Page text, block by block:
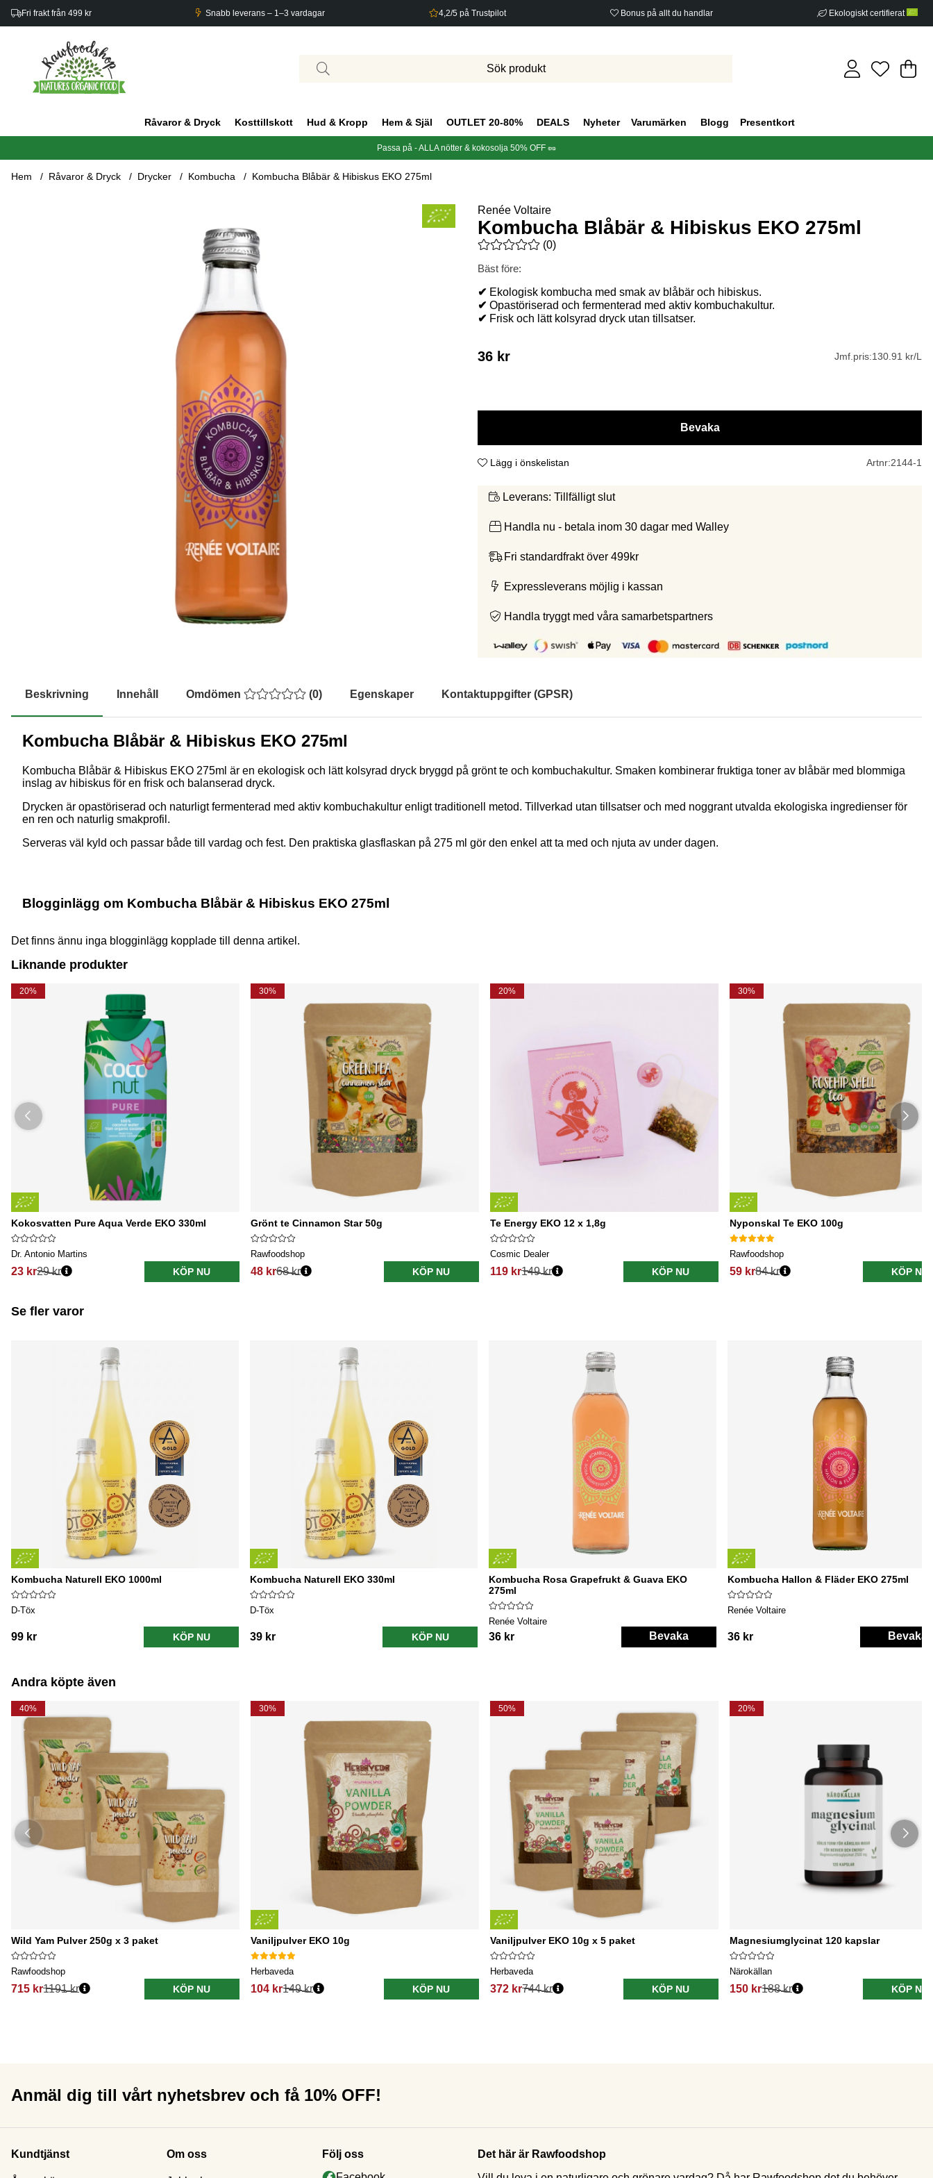
Fri frakt från 499 kr Snabb leverans – 1–3 vardagar 4,2/5 på Trustpilot Bonus på allt du handlar Ekologiskt certifierat
.
Råvaror & Dryck Kosttillskott Hud & Kropp Hem & Själ OUTLET 20-80% DEALS Nyheter Varumärken Blogg Presentkort
Passa på - ALLA nötter & kokosolja 50% OFF 🥜
Hem Råvaror & Dryck Drycker Kombucha Kombucha Blåbär & Hibiskus EKO 275ml
Renée Voltaire
Kombucha Blåbär & Hibiskus EKO 275ml
Medelbetyg 0 av 5 Antal betyg 0
(0)
Bäst före:
✔ Ekologisk kombucha med smak av blåbär och hibiskus.
✔ Opastöriserad och fermenterad med aktiv kombuchakultur.
✔ Frisk och lätt kolsyrad dryck utan tillsatser.
36 kr Jmf.pris:130.91 kr/L
Bevaka
Lägg i önskelistan Artnr:2144-1
Leverans: Tillfälligt slut
Handla nu - betala inom 30 dagar med Walley
Fri standardfrakt över 499kr
Expressleverans möjlig i kassan
Handla tryggt med våra samarbetspartners
Beskrivning Innehåll Omdömen (0) Egenskaper Kontaktuppgifter (GPSR)
Kombucha Blåbär & Hibiskus EKO 275ml
Kombucha Blåbär & Hibiskus EKO 275ml är en ekologisk och lätt kolsyrad dryck bryggd på grönt te och kombuchakultur. Smaken kombinerar fruktiga toner av blåbär med blommiga
inslag av hibiskus för en frisk och balanserad dryck.
Drycken är opastöriserad och naturligt fermenterad med aktiv kombuchakultur enligt traditionell metod. Tillverkad utan tillsatser och med noggrant utvalda ekologiska ingredienser för
en ren och naturlig smakprofil.
Serveras väl kyld och passar både till vardag och fest. Den praktiska glasflaskan på 275 ml gör den enkel att ta med och njuta av under dagen.
Blogginlägg om Kombucha Blåbär & Hibiskus EKO 275ml
Det finns ännu inga blogginlägg kopplade till denna artikel.
Liknande produkter
20%
Kokosvatten Pure Aqua Verde EKO 330ml
Dr. Antonio Martins
23 kr29 kr KÖP NU
30%
Grönt te Cinnamon Star 50g
Rawfoodshop
48 kr68 kr KÖP NU
20%
Te Energy EKO 12 x 1,8g
Cosmic Dealer
119 kr149 kr KÖP NU
30%
Nyponskal Te EKO 100g
Rawfoodshop
59 kr84 kr KÖP NU
Se fler varor
Kombucha Naturell EKO 1000ml
D-Töx
99 kr KÖP NU
Kombucha Naturell EKO 330ml
D-Töx
39 kr KÖP NU
Kombucha Rosa Grapefrukt & Guava EKO
275ml
Renée Voltaire
36 kr Bevaka
Kombucha Hallon & Fläder EKO 275ml
Renée Voltaire
36 kr Bevaka
Andra köpte även
40%
Wild Yam Pulver 250g x 3 paket
Rawfoodshop
715 kr1191 kr KÖP NU
30%
Vaniljpulver EKO 10g
Herbaveda
104 kr149 kr KÖP NU
50%
Vaniljpulver EKO 10g x 5 paket
Herbaveda
372 kr744 kr KÖP NU
20%
Magnesiumglycinat 120 kapslar
Närokällan
150 kr188 kr KÖP NU
Anmäl dig till vårt nyhetsbrev och få 10% OFF!
Kundtjänst Om oss
Följ oss
Det här är Rawfoodshop